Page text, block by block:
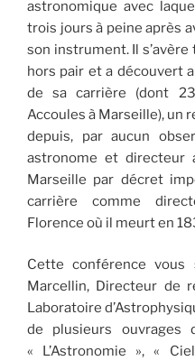
astronomique avec
trois jours à peine après
son instrument. Il
hors pair et a découvert
de sa carrière (dont
Accoules à Marseille), un
depuis, par aucun
astronome et directeur
Marseille par décret
carrière comme
Florence où il meurt en
Cette conférence vous
Marcellin, Directeur de
Laboratoire
de plusieurs ouvrages
« L’Astronomie », «